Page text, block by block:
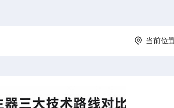
当前位